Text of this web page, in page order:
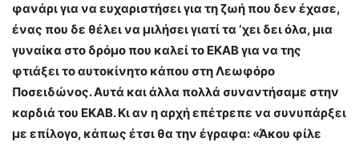
φανάρι για να ευχαριστήσει για τη ζωή που δεν έχασε,
ένας που δε θέλει να μιλήσει γιατί τα ‘χει δει όλα, μια
γυναίκα στο δρόμο που καλεί το ΕΚΑΒ για να της
φτιάξει το αυτοκίνητο κάπου στη Λεωφόρο
Ποσειδώνος. Αυτά και άλλα πολλά συναντήσαμε στην
καρδιά του ΕΚΑΒ. Κι αν η αρχή επέτρεπε να συνυπάρξει
με επίλογο, κάπως έτσι θα την έγραφα: «Άκου φίλε